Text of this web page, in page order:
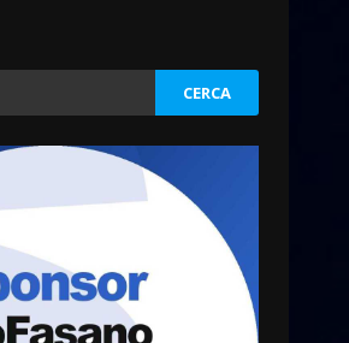
Fasanese ferito a colpi di
arma da fuoco
6 Agosto 2026 18:13